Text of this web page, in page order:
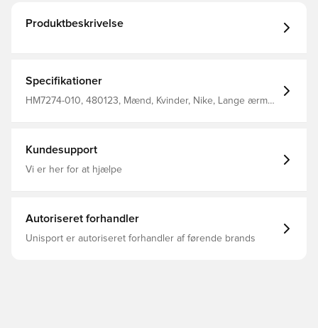
Produktbeskrivelse
Specifikationer
HM7274-010, 480123, Mænd, Kvinder, Nike, Lange ærmer,
Kundesupport
Vi er her for at hjælpe
Autoriseret forhandler
Unisport er autoriseret forhandler af førende brands